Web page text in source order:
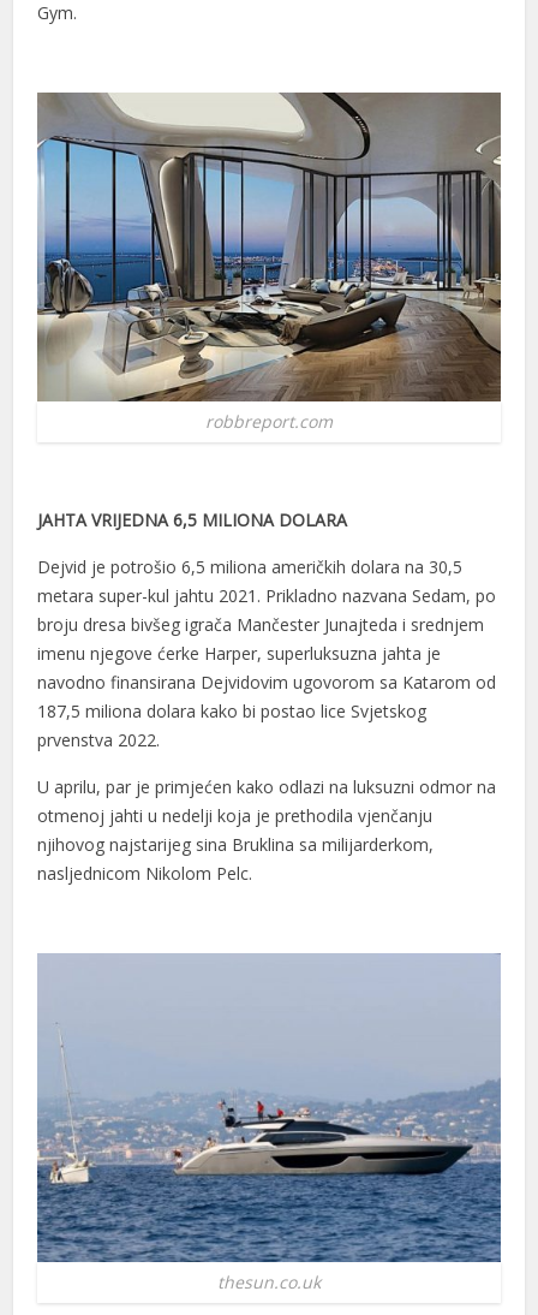
Gym.
robbreport.com
JAHTA VRIJEDNA 6,5 MILIONA DOLARA
Dejvid je potrošio 6,5 miliona američkih dolara na 30,5
metara super-kul jahtu 2021. Prikladno nazvana Sedam, po
broju dresa bivšeg igrača Mančester Junajteda i srednjem
imenu njegove ćerke Harper, superluksuzna jahta je
navodno finansirana Dejvidovim ugovorom sa Katarom od
187,5 miliona dolara kako bi postao lice Svjetskog
prvenstva 2022.
U aprilu, par je primjećen kako odlazi na luksuzni odmor na
otmenoj jahti u nedelji koja je prethodila vjenčanju
njihovog najstarijeg sina Bruklina sa milijarderkom,
nasljednicom Nikolom Pelc.
thesun.co.uk